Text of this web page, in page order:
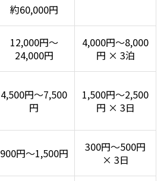
約60,000円
12,000円〜
24,000円
4,000円〜8,000
円 × 3泊
4,500円〜7,500
円
1,500円〜2,500
円 × 3日
900円〜1,500円
300円〜500円
× 3日